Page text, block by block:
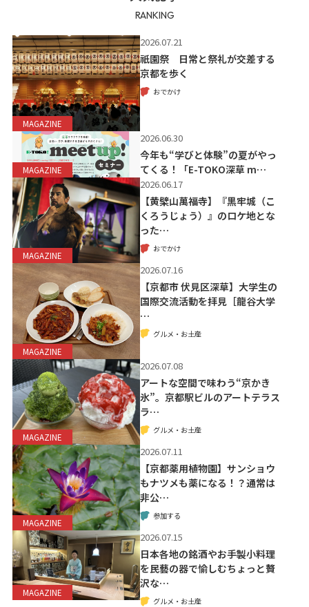
RANKING
MAGAZINE
2026.07.21
祇園祭 日常と祭礼が交差する
京都を歩く
おでかけ
MAGAZINE
2026.06.30
今年も“学びと体験”の夏がやっ
てくる！「E-TOKO深草 m…
MAGAZINE
2026.06.17
【黄檗山萬福寺】『黒牢城（こ
くろうじょう）』のロケ地とな
った…
おでかけ
MAGAZINE
2026.07.16
【京都市 伏見区深草】大学生の
国際交流活動を拝見［龍谷大学
…
グルメ・お土産
MAGAZINE
2026.07.08
アートな空間で味わう“京かき
氷”。京都駅ビルのアートテラス
ラ…
グルメ・お土産
MAGAZINE
2026.07.11
【京都薬用植物園】サンショウ
もナツメも薬になる！？通常は
非公…
参加する
MAGAZINE
2026.07.15
日本各地の銘酒やお手製小料理
を民藝の器で愉しむちょっと贅
沢な…
グルメ・お土産